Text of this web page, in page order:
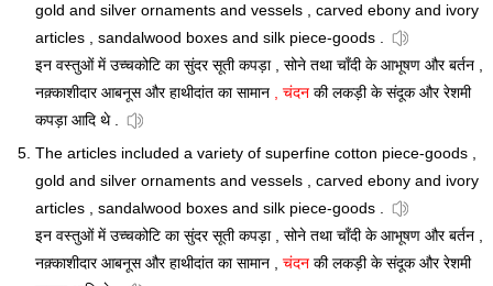
gold and silver ornaments and vessels , carved ebony and ivory
articles , sandalwood boxes and silk piece-goods .
इन वस्तुओं में उच्चकोटि का सुंदर सूती कपड़ा , सोने तथा चाँदी के आभूषण और बर्तन ,
नक़्काशीदार आबनूस और हाथीदांत का सामान , चंदन की लकड़ी के संदूक और रेशमी
कपड़ा आदि थे .
The articles included a variety of superfine cotton piece-goods ,
gold and silver ornaments and vessels , carved ebony and ivory
articles , sandalwood boxes and silk piece-goods .
इन वस्तुओं में उच्चकोटि का सुंदर सूती कपड़ा , सोने तथा चाँदी के आभूषण और बर्तन ,
नक़्काशीदार आबनूस और हाथीदांत का सामान , चंदन की लकड़ी के संदूक और रेशमी